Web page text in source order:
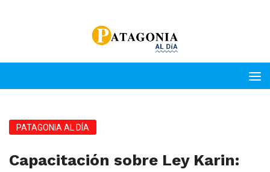
PATAGONIA AL DÍA
Capacitación sobre Ley Karin: